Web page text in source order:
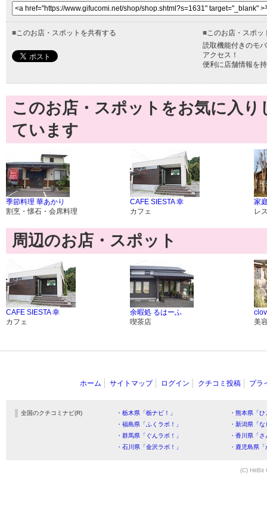
■このお店・スポットを共有する ■このお店・スポッ
読取機能付きのモ
アクセス！
便利に店舗情報を
このお店・スポットをお気に入
ています
季節料理 華あかり
割烹・懐石・会席料理
CAFE SIESTA 幸
カフェ
家
レ
周辺のお店・スポット
CAFE SIESTA 幸
カフェ
余暇処 るはーふ
喫茶店
美
ホーム サイトマップ ログイン クチコミ投稿 プラ
全国のクチコミナビ(R) ・栃木県「栃ナビ！」
・熊本県「
・福島県「ふくラボ！」
・新潟県「
・群馬県「ぐんラボ！」
・香川県「
・石川県「金沢ラボ！」
・鹿児島県
(C) HitBit